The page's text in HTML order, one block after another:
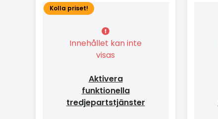
Kolla priset!
Innehållet kan inte
visas
Aktivera
funktionella
tredjepartstjänster